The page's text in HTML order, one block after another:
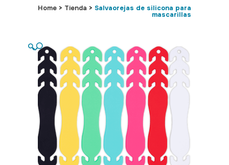
c
Home > Tienda > Salvaorejas de silicona para
mascarillas
🔍